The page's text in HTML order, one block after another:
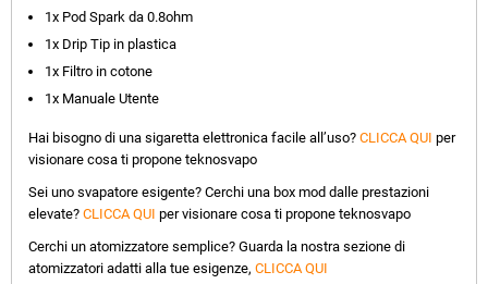
1x Pod Spark da 0.8ohm
1x Drip Tip in plastica
1x Filtro in cotone
1x Manuale Utente
Hai bisogno di una sigaretta elettronica facile all’uso? CLICCA QUI per
visionare cosa ti propone teknosvapo
Sei uno svapatore esigente? Cerchi una box mod dalle prestazioni
elevate? CLICCA QUI per visionare cosa ti propone teknosvapo
Cerchi un atomizzatore semplice? Guarda la nostra sezione di
atomizzatori adatti alla tue esigenze, CLICCA QUI